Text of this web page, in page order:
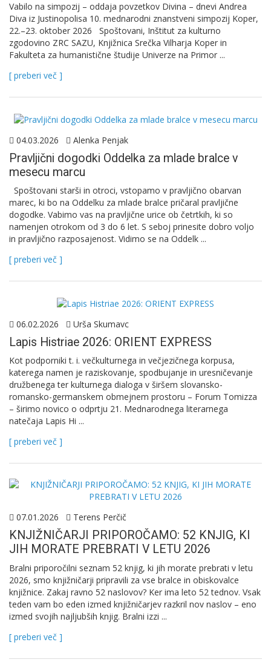
Vabilo na simpozij – oddaja povzetkov Divina – dnevi Andrea
Diva iz Justinopolisa 10. mednarodni znanstveni simpozij Koper,
22.–23. oktober 2026 Spoštovani, Inštitut za kulturno
zgodovino ZRC SAZU, Knjižnica Srečka Vilharja Koper in
Fakulteta za humanistične študije Univerze na Primor ...
[ preberi več ]
04.03.2026 Alenka Penjak
Pravljični dogodki Oddelka za mlade bralce v
mesecu marcu
Spoštovani starši in otroci, vstopamo v pravljično obarvan
marec, ki bo na Oddelku za mlade bralce pričaral pravljične
dogodke. Vabimo vas na pravljične urice ob četrtkih, ki so
namenjen otrokom od 3 do 6 let. S seboj prinesite dobro voljo
in pravljično razposajenost. Vidimo se na Oddelk ...
[ preberi več ]
06.02.2026 Urša Skumavc
Lapis Histriae 2026: ORIENT EXPRESS
Kot podporniki t. i. večkulturnega in večjezičnega korpusa,
katerega namen je raziskovanje, spodbujanje in uresničevanje
družbenega ter kulturnega dialoga v širšem slovansko-
romansko-germanskem obmejnem prostoru – Forum Tomizza
– širimo novico o odprtju 21. Mednarodnega literarnega
natečaja Lapis Hi ...
[ preberi več ]
07.01.2026 Terens Perčič
KNJIŽNIČARJI PRIPOROČAMO: 52 KNJIG, KI
JIH MORATE PREBRATI V LETU 2026
Bralni priporočilni seznam 52 knjig, ki jih morate prebrati v letu
2026, smo knjižničarji pripravili za vse bralce in obiskovalce
knjižnice. Zakaj ravno 52 naslovov? Ker ima leto 52 tednov. Vsak
teden vam bo eden izmed knjižničarjev razkril nov naslov – eno
izmed svojih najljubših knjig. Bralni izzi ...
[ preberi več ]